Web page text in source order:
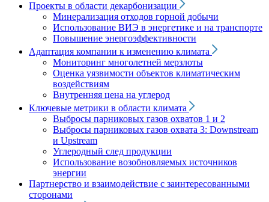
Проекты в области декарбонизации
Минерализация отходов горной добычи
Использование ВИЭ в энергетике и на транспорте
Повышение энергоэффективности
Адаптация компании к изменению климата
Мониторинг многолетней мерзлоты
Оценка уязвимости объектов климатическим
воздействиям
Внутренняя цена на углерод
Ключевые метрики в области климата
Выбросы парниковых газов охватов 1 и 2
Выбросы парниковых газов охвата 3: Downstream
и Upstream
Углеродный след продукции
Использование возобновляемых источников
энергии
Партнерство и взаимодействие с заинтересованными
сторонами